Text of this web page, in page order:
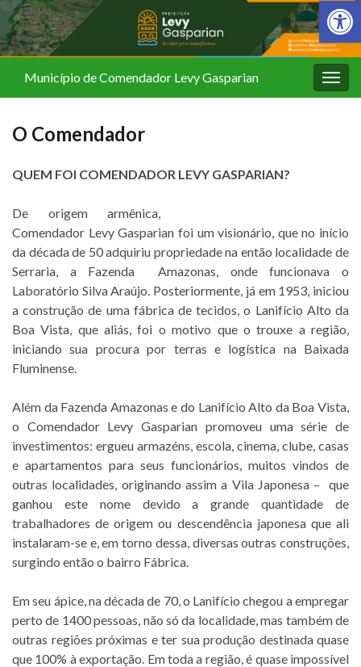
Barra de
Município de Comendador Levy Gasparian
O Comendador
QUEM FOI COMENDADOR LEVY GASPARIAN?
De origem armênica,
Comendador Levy Gasparian foi um visionário, que no início
da década de 50 adquiriu propriedade na então localidade de
Serraria, a Fazenda Amazonas, onde funcionava o
Laboratório Silva Araújo. Posteriormente, já em 1953, iniciou
a construção de uma fábrica de tecidos, o Lanifício Alto da
Boa Vista, que aliás, foi o motivo que o trouxe a região,
iniciando sua procura por terras e logística na Baixada
Fluminense.
Além da Fazenda Amazonas e do Lanifício Alto da Boa Vista,
o Comendador Levy Gasparian promoveu uma série de
investimentos: ergueu armazéns, escola, cinema, clube, casas
e apartamentos para seus funcionários, muitos vindos de
outras localidades, originando assim a Vila Japonesa – que
ganhou este nome devido a grande quantidade de
trabalhadores de origem ou descendência japonesa que ali
instalaram-se e, em torno dessa, diversas outras construções,
surgindo então o bairro Fábrica.
Em seu ápice, na década de 70, o Lanifício chegou a empregar
perto de 1400 pessoas, não só da localidade, mas também de
outras regiões próximas e ter sua produção destinada quase
que 100% à exportação. Em toda a região, é quase impossível